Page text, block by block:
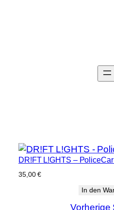
DR!FT L!GHTS –
35,00€
In den
Vorherige